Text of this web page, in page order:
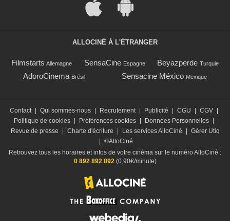
ALLOCINÉ À L'ÉTRANGER
Filmstarts Allemagne SensaCine Espagne Beyazperde Turquie
AdoroCinema Brésil Sensacine México Mexique
Contact Qui sommes-nous Recrutement Publicité CGU CGV
Politique de cookies
Préférences cookies Données Personnelles
Revue de presse
Charte d'écriture Les services AlloCiné
Gérer Utiq
©AlloCiné
Retrouvez tous les horaires et infos de votre cinéma sur le numéro AlloCiné :
0 892 892 892(0,90€/minute)